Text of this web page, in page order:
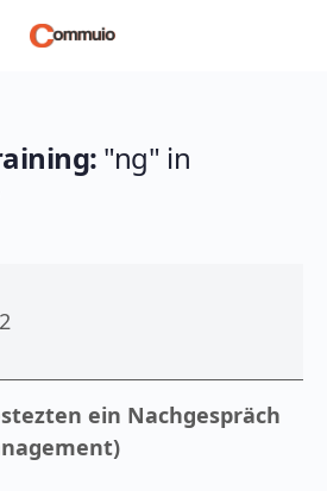
"ng" in
ein Nachgespräch